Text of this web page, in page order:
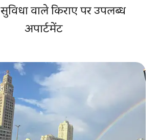
वाले किराए पर उपलब्ध
अपार्टमेंट